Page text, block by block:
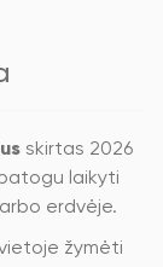
skirtas 2026
laikyti
erdvėje.
žymėti